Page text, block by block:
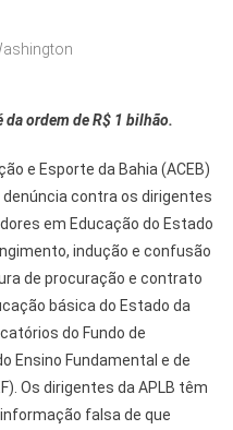
da ordem de R$ 1 bilhão.
e Esporte da Bahia (ACEB)
contra os dirigentes
em Educação do Estado
indução e confusão
de procuração e contrato
básica do Estado da
do Fundo de
Ensino Fundamental e de
Os dirigentes da APLB têm
falsa de que